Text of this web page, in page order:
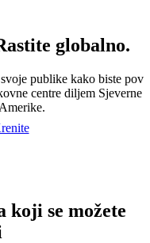
globalno.
publike kako biste
centre diljem Sjeverne
koji se možete